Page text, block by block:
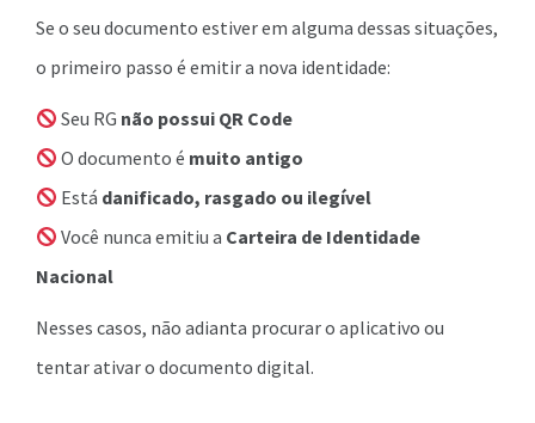
Se o seu documento estiver em alguma dessas situações,
o primeiro passo é emitir a nova identidade:
Seu RG não possui QR Code
O documento é muito antigo
Está danificado, rasgado ou ilegível
Você nunca emitiu a Carteira de Identidade
Nacional
Nesses casos, não adianta procurar o aplicativo ou
tentar ativar o documento digital.